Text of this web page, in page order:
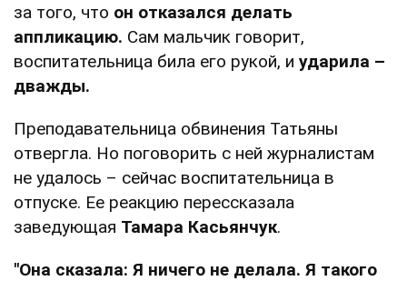
за того, что он отказался делать
аппликацию. Сам мальчик говорит,
воспитательница била его рукой, и ударила –
дважды.
Преподавательница обвинения Татьяны
отвергла. Но поговорить с ней журналистам
не удалось – сейчас воспитательница в
отпуске. Ее реакцию перессказала
заведующая Тамара Касьянчук.
"Она сказала: Я ничего не делала. Я такого